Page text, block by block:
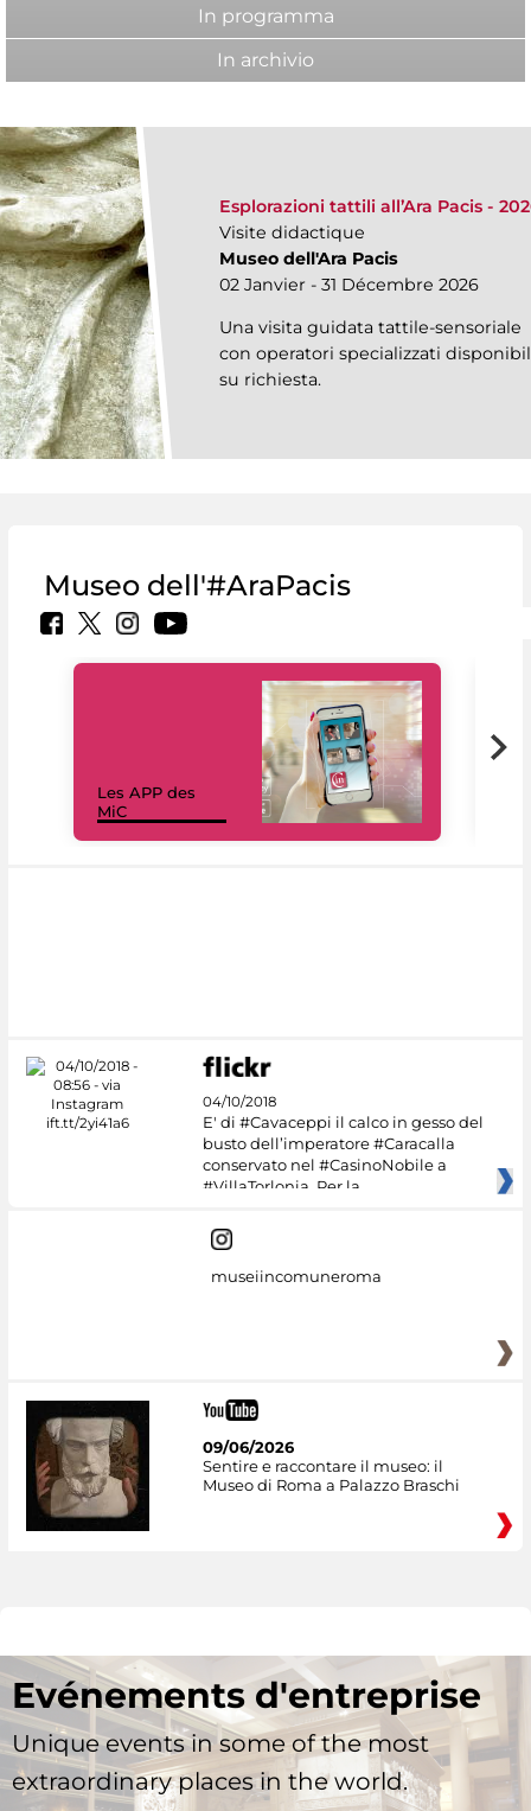
In programma
In archivio
Esplorazioni tattili all’Ara Pacis -
Visite didactique
Museo dell'Ara Pacis
02 Janvier - 31 Décembre 2026
Una visita guidata tattile-sensoriale
con operatori specializzati
su richiesta.
Museo dell'#AraPacis
Les APP des
MiC
04/10/2018
E' di #Cavaceppi il calco in gesso del
busto dell’imperatore #Caracalla
conservato nel #CasinoNobile a
#VillaTorlonia. Per la
museiincomuneroma
09/06/2026
Sentire e raccontare il museo: il
Museo di Roma a Palazzo Braschi
Evénements d'entreprise
Unique events in some of the most
extraordinary places in the world.